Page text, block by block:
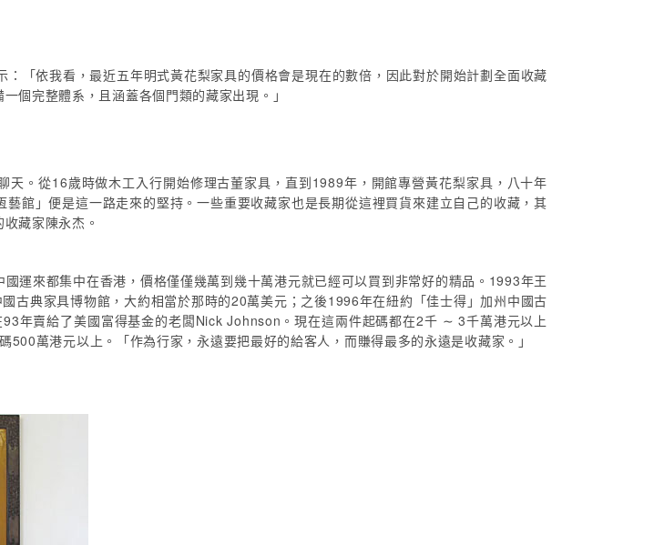
「依我看，最近五年明式黃花梨家具的價格會是現在的數倍，因此對於開始計劃全面收藏
個完整體系，且涵蓋各個門類的藏家出現。」
。從16歲時做木工入行開始修理古董家具，直到1989年，開館專營黃花梨家具，八十年
館」便是這一路走來的堅持。一些重要收藏家也是長期從這裡買貨來建立自己的收藏，其
藏家陳永杰。
運來都集中在香港，價格僅僅幾萬到幾十萬港元就已經可以買到非常好的精品。1993年王
古典家具博物館，大約相當於那時的20萬美元；之後1996年在紐約「佳士得」加州中國古
年賣給了美國富得基金的老闆Nick Johnson。現在這兩件起碼都在2千 ∼ 3千萬港元以上
萬港元以上。「作為行家，永遠要把最好的給客人，而賺得最多的永遠是收藏家。」